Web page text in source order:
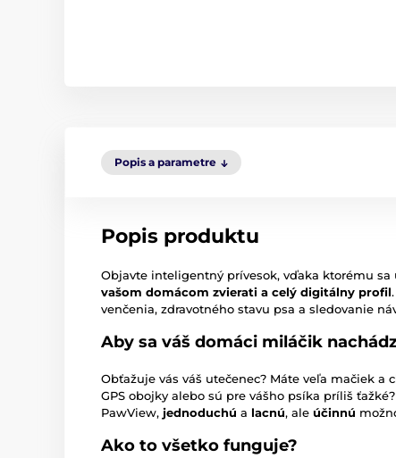
Popis a parametre
Popis produktu
Objavte inteligentný prívesok, vďaka ktorému
vašom domácom zvierati a celý digitálny profil
venčenia, zdravotného stavu psa a sledovanie
Aby sa váš domáci miláčik
Obťažuje vás váš utečenec? Máte veľa mačiek
GPS obojky alebo sú pre vášho psíka príliš
PawView, jednoduchú a lacnú, ale účinnú
Ako to všetko funguje?